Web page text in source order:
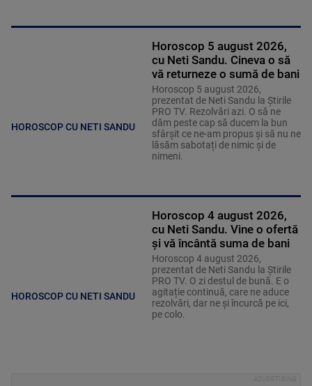
HOROSCOP CU NETI SANDU
Horoscop 5 august 2026,
cu Neti Sandu. Cineva o să
vă returneze o sumă de bani
Horoscop 5 august 2026,
prezentat de Neti Sandu la Știrile
PRO TV. Rezolvări azi. O să ne
dăm peste cap să ducem la bun
sfârșit ce ne-am propus și să nu ne
lăsăm sabotați de nimic și de
nimeni.
HOROSCOP CU NETI SANDU
Horoscop 4 august 2026,
cu Neti Sandu. Vine o ofertă
și vă încântă suma de bani
Horoscop 4 august 2026,
prezentat de Neti Sandu la Știrile
PRO TV. O zi destul de bună. E o
agitație continuă, care ne aduce
rezolvări, dar ne și încurcă pe ici,
pe colo.